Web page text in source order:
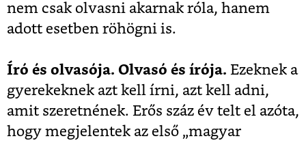
nem csak olvasni akarnak róla, hanem
adott esetben röhögni is.
Író és olvasója. Olvasó és írója. Ezeknek a
gyerekeknek azt kell írni, azt kell adni,
amit szeretnének. Erős száz év telt el azóta,
hogy megjelentek az első „magyar